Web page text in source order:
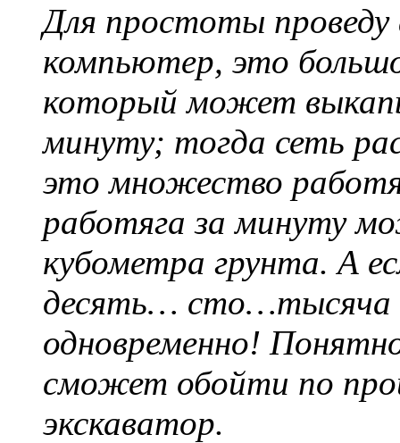
Для простоты
компьютер, это
который может
минуту; тогда сеть
это множество
работяга за минуту
кубометра грунта. А
десять… сто…тысяча
одновременно!
сможет обойти по
экскаватор.